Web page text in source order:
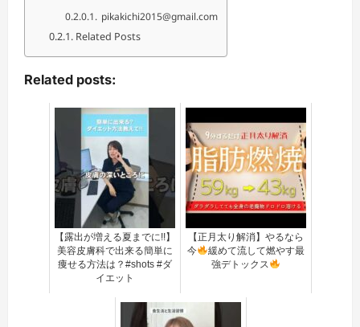
pikakichi2015@gmail.com
Related Posts
Related posts:
【露出が増える夏までに!!】
美容皮膚科で出来る簡単に
痩せる方法は？#shots #ダ
イエット
【正月太り解消】やるなら
今
緩めて流して燃やす最
強デトックス